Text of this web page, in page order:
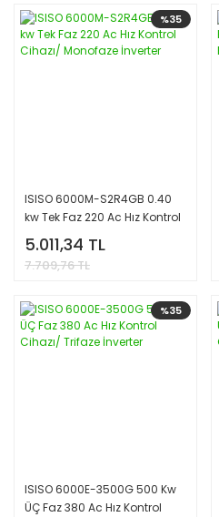
%35
ISISO 6000M-S2R4GB 0.40
kw Tek Faz 220 Ac Hız Kontrol
Cihazı/ Monofaze İnverter
5.011,34 TL
7.709,76 TL
%35
ISISO 6000E-3500G 500 Kw
ÜÇ Faz 380 Ac Hız Kontrol